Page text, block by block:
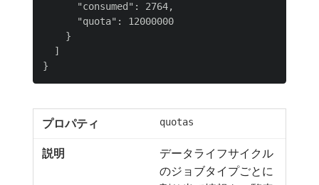
      "consumed": 2764,
      "quota": 12000000
    }
  ]
quotas
データライフサイクル
のジョブタイプごとに